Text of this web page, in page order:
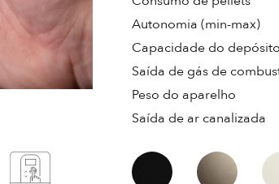
Autonomia (min-max)
Capacidade do depósito
Saída de gás de
Peso do aparelho
Saída de ar canalizada